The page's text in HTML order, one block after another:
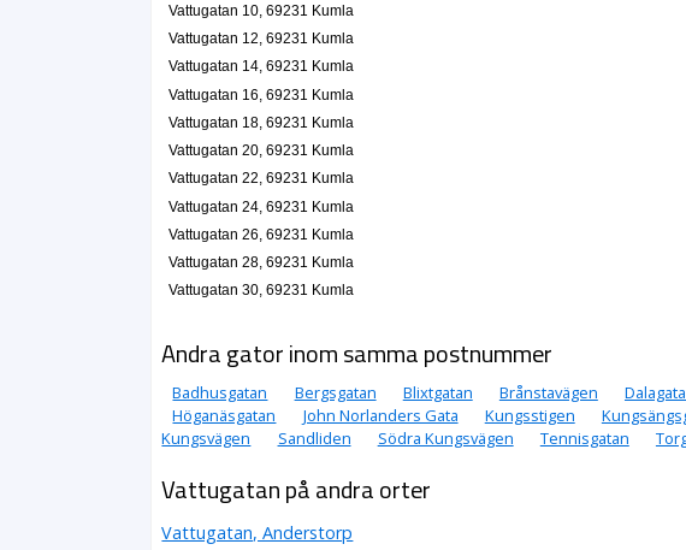
Vattugatan 10, 69231 Kumla
Vattugatan 12, 69231 Kumla
Vattugatan 14, 69231 Kumla
Vattugatan 16, 69231 Kumla
Vattugatan 18, 69231 Kumla
Vattugatan 20, 69231 Kumla
Vattugatan 22, 69231 Kumla
Vattugatan 24, 69231 Kumla
Vattugatan 26, 69231 Kumla
Vattugatan 28, 69231 Kumla
Vattugatan 30, 69231 Kumla
Andra gator inom samma postnummer
Badhusgatan Bergsgatan Blixtgatan Brånstavägen
Höganäsgatan
John Norlanders Gata Kungsstigen
Kungsvägen
Sandliden Södra Kungsvägen Tennisgatan
Vattugatan på andra orter
Vattugatan, Anderstorp